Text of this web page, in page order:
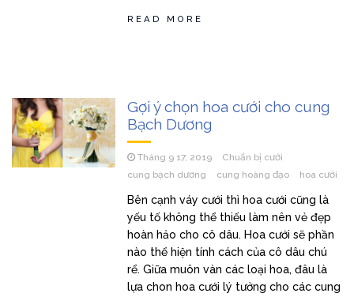
READ MORE
Gợi ý chọn hoa cưới cho cung
Bạch Dương
Tháng 9 17, 2019
Chuẩn bị cưới
cung bạch dương
cung hoàng đạo hoa cưới
Bên cạnh váy cưới thì hoa cưới cũng là
yếu tố không thể thiếu làm nên vẻ đẹp
hoàn hảo cho cô dâu. Hoa cưới sẽ phần
nào thể hiện tính cách của cô dâu chú
rể. Giữa muôn vàn các loại hoa, đâu là
lựa chon hoa cưới lý tưởng cho các cung